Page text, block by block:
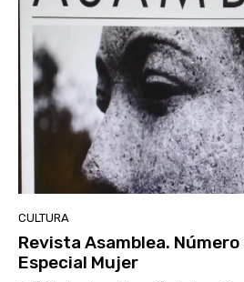
CULTURA
Revista Asamblea.
Especial Mujer